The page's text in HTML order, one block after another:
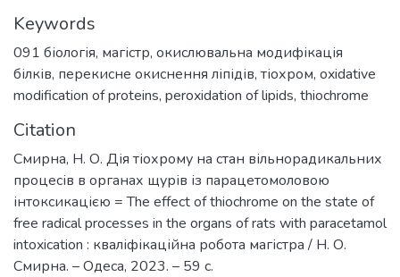
Keywords
091 біологія, магістр, окислювальна модифікація
білків, перекисне окиснення ліпідів, тіохром, oxidative
modification of proteins, peroxidation of lipids, thiоchrome
Citation
Смирна, Н. О. Дія тіохрому на стан вільнорадикальних
процесів в органах щурів із парацетомоловою
інтоксикацією = The effect of thiochrome on the state of
free radical processes in the organs of rats with paracetamol
intoxication : кваліфікаційна робота магістра / Н. О.
Смирна. – Одеса, 2023. – 59 с.